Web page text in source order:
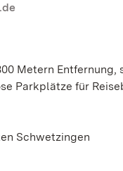
Metern
Parkplätze für
Schwetzingen